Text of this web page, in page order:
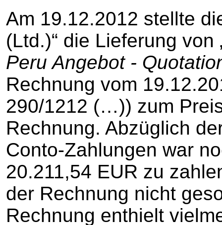
Am 19.12.2012 stellte
(Ltd.)“ die Lieferung von
Peru Angebot -
Rechnung vom
290/1212 (…)) zum
Rechnung. Abzüglich
Conto-Zahlungen war
20.211,54 EUR zu
der Rechnung nicht
Rechnung enthielt